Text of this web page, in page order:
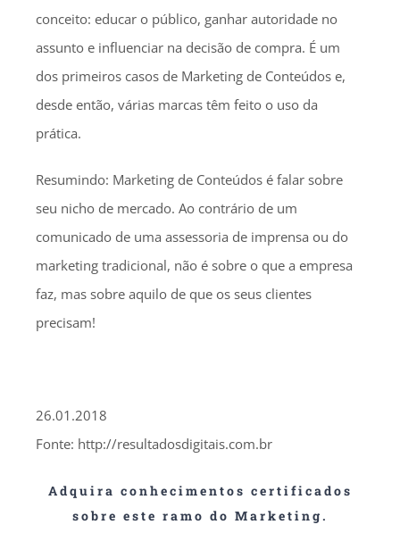
conceito: educar o público, ganhar autoridade no
assunto e influenciar na decisão de compra. É um
dos primeiros casos de Marketing de Conteúdos e,
desde então, várias marcas têm feito o uso da
prática.
Resumindo: Marketing de Conteúdos é falar sobre
seu nicho de mercado. Ao contrário de um
comunicado de uma assessoria de imprensa ou do
marketing tradicional, não é sobre o que a empresa
faz, mas sobre aquilo de que os seus clientes
precisam!
26.01.2018
Fonte: http://resultadosdigitais.com.br
Adquira conhecimentos certificados
sobre este ramo do Marketing.